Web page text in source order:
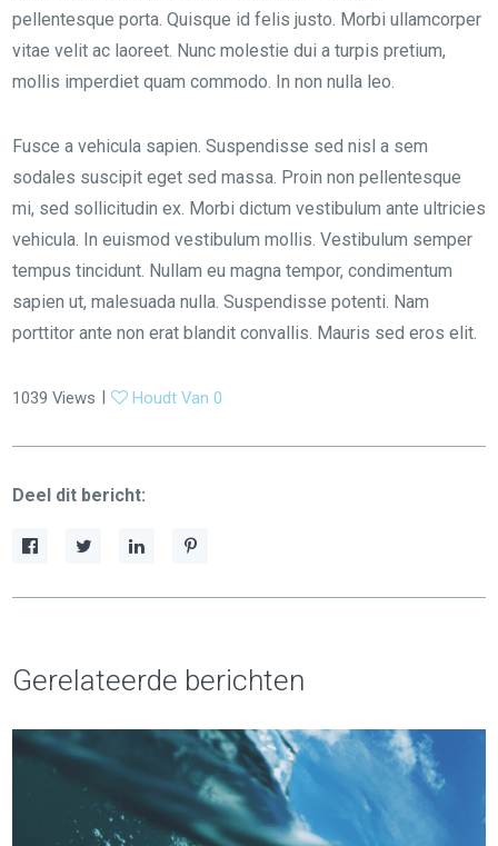
pellentesque porta. Quisque id felis justo. Morbi ullamcorper
vitae velit ac laoreet. Nunc molestie dui a turpis pretium,
mollis imperdiet quam commodo. In non nulla leo.
Fusce a vehicula sapien. Suspendisse sed nisl a sem
sodales suscipit eget sed massa. Proin non pellentesque
mi, sed sollicitudin ex. Morbi dictum vestibulum ante ultricies
vehicula. In euismod vestibulum mollis. Vestibulum semper
tempus tincidunt. Nullam eu magna tempor, condimentum
sapien ut, malesuada nulla. Suspendisse potenti. Nam
porttitor ante non erat blandit convallis. Mauris sed eros elit.
1039 Views | Houdt Van 0
Deel dit bericht:
Gerelateerde berichten